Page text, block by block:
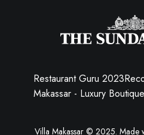
Restaurant Guru 2023
Makassar - Luxury
Villa Makassar © 2025. Made